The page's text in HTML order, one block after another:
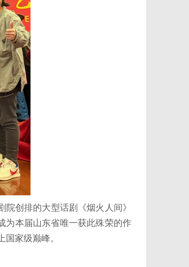
创排的大型话剧《烟火人间》
为本届山东省唯一获此殊荣的作
家级巅峰。